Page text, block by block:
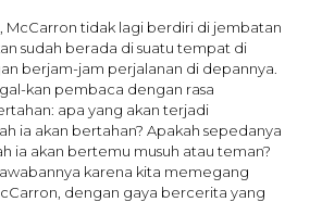
McCarron tidak lagi berdiri di jembatan
sudah berada di suatu tempat di
berjam-jam perjalanan di depannya.
kan pembaca dengan rasa
apa yang akan terjadi
ia akan bertahan? Apakah sepedanya
ia akan bertemu musuh atau teman?
karena kita memegang
dengan gaya bercerita yang